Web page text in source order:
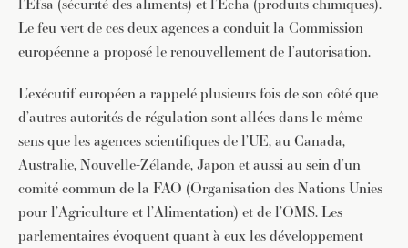
Le feu vert de ces deux agences a conduit la Commission
européenne a proposé le renouvellement de l’autorisation.
L’exécutif européen a rappelé plusieurs fois de son côté que
d’autres autorités de régulation sont allées dans le même
sens que les agences scientifiques de l’UE, au Canada,
Australie, Nouvelle-Zélande, Japon et aussi au sein d’un
comité commun de la FAO (Organisation des Nations Unies
pour l’Agriculture et l’Alimentation) et de l’OMS. Les
parlementaires évoquent quant à eux les développement